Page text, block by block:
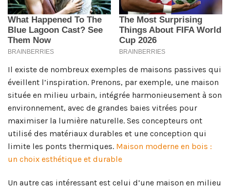
Il existe de nombreux exemples de maisons passives qui
éveillent l’inspiration. Prenons, par exemple, une maison
située en milieu urbain, intégrée harmonieusement à son
environnement, avec de grandes baies vitrées pour
maximiser la lumière naturelle. Ses concepteurs ont
utilisé des matériaux durables et une conception qui
limite les ponts thermiques. Maison moderne en bois :
un choix esthétique et durable
Un autre cas intéressant est celui d’une maison en milieu